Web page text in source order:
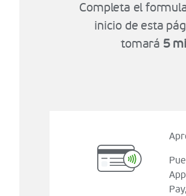
Completa el
inicio de esta
tomará 5